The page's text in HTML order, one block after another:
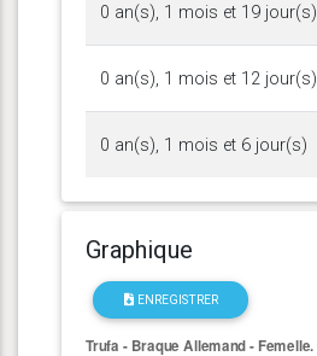
0 an(s), 1 mois et 19 jour(s)
0 an(s), 1 mois et 12 jour(s)
0 an(s), 1 mois et 6 jour(s)
Graphique
ENREGISTRER